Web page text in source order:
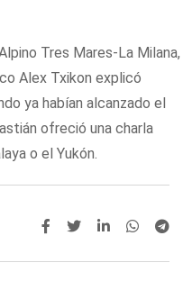
Tres Mares-La Milana,
Alex Txikon explicó
ya habían alcanzado el
ofreció una charla
o el Yukón.